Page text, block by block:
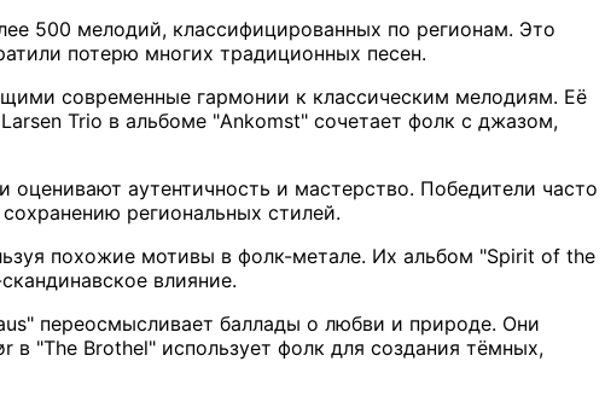
500 мелодий, классифицированных по регионам. Это
потерю многих традиционных песен.
современные гармонии к классическим мелодиям. Её
Trio в альбоме "Ankomst" сочетает фолк с джазом,
аутентичность и мастерство. Победители часто
региональных стилей.
похожие мотивы в фолк-метале. Их альбом "Spirit of the
влияние.
переосмысливает баллады о любви и природе. Они
"The Brothel" использует фолк для создания тёмных,